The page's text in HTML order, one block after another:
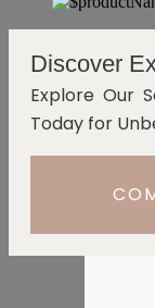
Discover
Explore Our
Today for